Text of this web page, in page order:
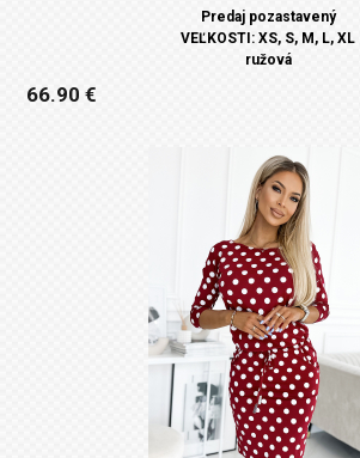
Predaj pozastavený
VEĽKOSTI: XS, S, M, L, XL
ružová
66.90 €